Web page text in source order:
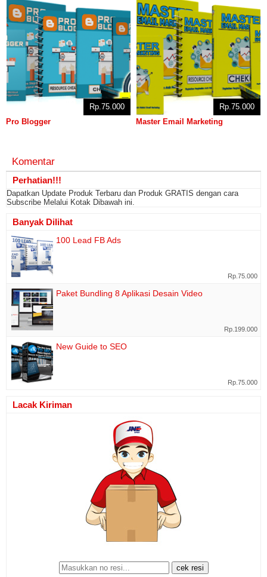
Pro Blogger
Rp.75.000
Master Email Marketing
Rp.75.000
Komentar
Perhatian!!!
Dapatkan Update Produk Terbaru dan Produk GRATIS dengan cara
Subscribe Melalui Kotak Dibawah ini.
Banyak Dilihat
100 Lead FB Ads
Rp.75.000
Paket Bundling 8 Aplikasi Desain Video
Rp.199.000
New Guide to SEO
Rp.75.000
Lacak Kiriman